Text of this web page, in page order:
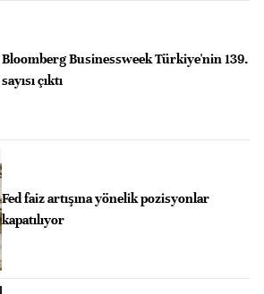
Bloomberg Businessweek Türkiye'nin 139.
sayısı çıktı
Fed faiz artışına yönelik pozisyonlar
kapatılıyor